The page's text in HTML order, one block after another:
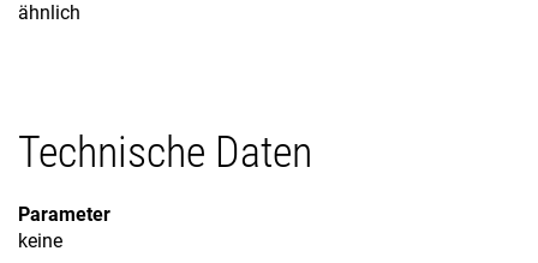
ähnlich
Technische Daten
Parameter
keine